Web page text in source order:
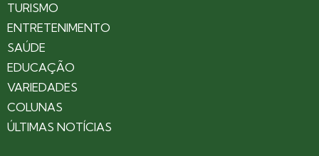
TURISMO
ENTRETENIMENTO
SAÚDE
EDUCAÇÃO
VARIEDADES
COLUNAS
ÚLTIMAS NOTÍCIAS